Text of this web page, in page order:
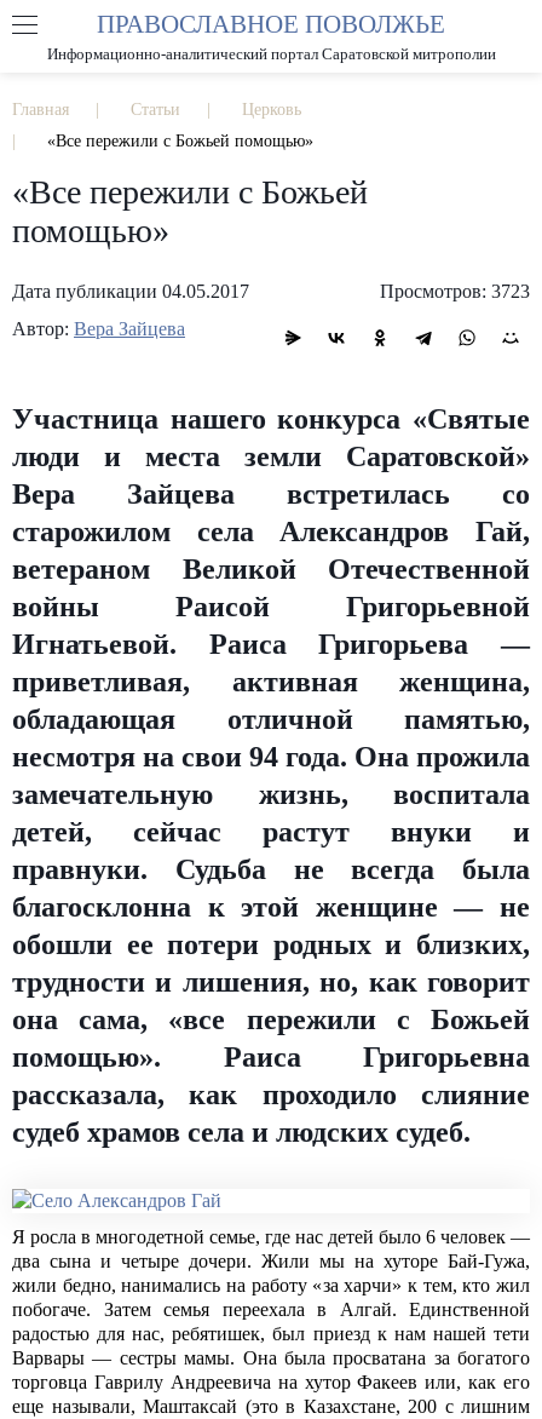
РАЗМЕР ШРИФТА А А
ПРАВОСЛАВНОЕ ПОВОЛЖЬЕ
Информационно-аналитический портал Саратовской митрополии
Главная Статьи
Церковь
«Все пережили с Божьей помощью»
«Все пережили с Божьей
помощью»
Дата публикации 04.05.2017
Просмотров: 3723
Автор: Вера Зайцева
Участница нашего конкурса «Святые
люди и места земли Саратовской»
Вера Зайцева встретилась со
старожилом села Александров Гай,
ветераном Великой Отечественной
войны Раисой Григорьевной
Игнатьевой. Раиса Григорьева —
приветливая, активная женщина,
обладающая отличной памятью,
несмотря на свои 94 года. Она прожила
замечательную жизнь, воспитала
детей, сейчас растут внуки и
правнуки. Судьба не всегда была
благосклонна к этой женщине — не
обошли ее потери родных и близких,
трудности и лишения, но, как говорит
она сама, «все пережили с Божьей
помощью». Раиса Григорьевна
рассказала, как проходило слияние
судеб храмов села и людских судеб.
Я росла в многодетной семье, где нас детей было 6 человек —
два сына и четыре дочери. Жили мы на хуторе Бай-Гужа,
жили бедно, нанимались на работу «за харчи» к тем, кто жил
побогаче. Затем семья переехала в Алгай. Единственной
радостью для нас, ребятишек, был приезд к нам нашей тети
Варвары — сестры мамы. Она была просватана за богатого
торговца Гаврилу Андреевича на хутор Факеев или, как его
еще называли, Маштаксай (это в Казахстане, 200 с лишним